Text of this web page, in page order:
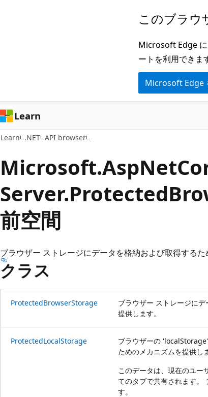
ン
ツ
に
ス
ッ
プ
ゲ
ー
シ
ョ
に
ス
キ
ッ
プ
このブラウ
Microsoft Edge に
ートを利用できま
Microsoft Edge
Learn
Learn .NET API browser
Microsoft.AspNet
Server.Protected
前空間
ブラウザー ストレージにデータを格納および取得するた
クラス
ProtectedBrowserStorage
ブラウザー ストレージに
提供します。
ProtectedLocalStorage
ブラウザーの
ためのメカニズムを提供し
このデータは、現在のユー
てのタブで共有されます。
す。